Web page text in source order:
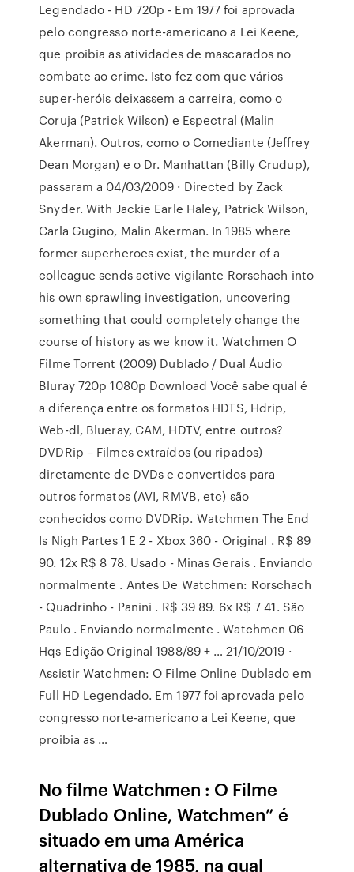
Legendado - HD 720p - Em 1977 foi aprovada
pelo congresso norte-americano a Lei Keene,
que proibia as atividades de mascarados no
combate ao crime. Isto fez com que vários
super-heróis deixassem a carreira, como o
Coruja (Patrick Wilson) e Espectral (Malin
Akerman). Outros, como o Comediante (Jeffrey
Dean Morgan) e o Dr. Manhattan (Billy Crudup),
passaram a 04/03/2009 · Directed by Zack
Snyder. With Jackie Earle Haley, Patrick Wilson,
Carla Gugino, Malin Akerman. In 1985 where
former superheroes exist, the murder of a
colleague sends active vigilante Rorschach into
his own sprawling investigation, uncovering
something that could completely change the
course of history as we know it. Watchmen O
Filme Torrent (2009) Dublado / Dual Áudio
Bluray 720p 1080p Download Você sabe qual é
a diferença entre os formatos HDTS, Hdrip,
Web-dl, Blueray, CAM, HDTV, entre outros?
DVDRip – Filmes extraídos (ou ripados)
diretamente de DVDs e convertidos para
outros formatos (AVI, RMVB, etc) são
conhecidos como DVDRip. Watchmen The End
Is Nigh Partes 1 E 2 - Xbox 360 - Original . R$ 89
90. 12x R$ 8 78. Usado - Minas Gerais . Enviando
normalmente . Antes De Watchmen: Rorschach
- Quadrinho - Panini . R$ 39 89. 6x R$ 7 41. São
Paulo . Enviando normalmente . Watchmen 06
Hqs Edição Original 1988/89 + … 21/10/2019 ·
Assistir Watchmen: O Filme Online Dublado em
Full HD Legendado. Em 1977 foi aprovada pelo
congresso norte-americano a Lei Keene, que
proibia as …
No filme Watchmen : O Filme
Dublado Online, Watchmen” é
situado em uma América
alternativa de 1985, na qual